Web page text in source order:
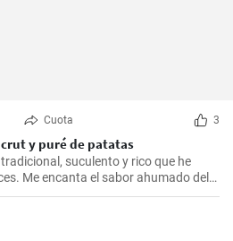
Cuota 3
y puré de patatas
suculento y rico que he
Me encanta el sabor ahumado del
ácido y el cremoso puré de
en los días más fríos.